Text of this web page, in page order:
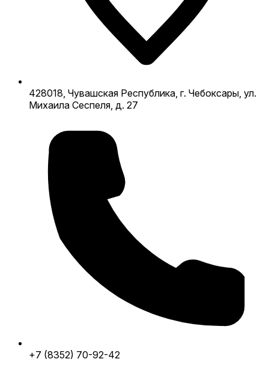
428018, Чувашская Республика, г. Чебоксары, ул.
Михаила Сеспеля, д. 27
+7 (8352) 70-92-42